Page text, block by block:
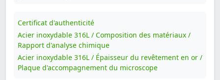
Certificat d'authenticité
Acier inoxydable 316L / Composition des matériaux /
Rapport d'analyse chimique
Acier inoxydable 316L / Épaisseur du revêtement en or /
Plaque d'accompagnement du microscope